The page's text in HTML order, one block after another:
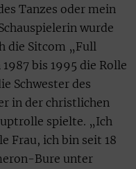
Tanzes oder mein
wurde
die Sitcom „Full
bis 1995 die Rolle
Schwester des
in der christlichen
spielte. „Ich
Frau, ich bin seit 18
Bure unter